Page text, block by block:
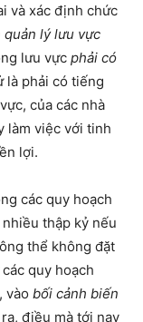
và xác định chức
quản lý lưu vực
lưu vực phải có
là phải có tiếng
của các nhà
làm việc với tinh
lợi.
các quy hoạch
thập kỷ nếu
thể không đặt
quy hoạch
vào bối cảnh biến
điều mà tới nay